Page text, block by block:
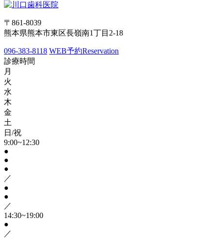
〒861-8039
熊本県熊本市東区長嶺南1丁目2-18
096-383-8118 WEB予約Reservation
診療時間
月
火
水
木
金
土
日/祝
9:00~12:30
●
●
●
／
●
●
／
14:30~19:00
●
／